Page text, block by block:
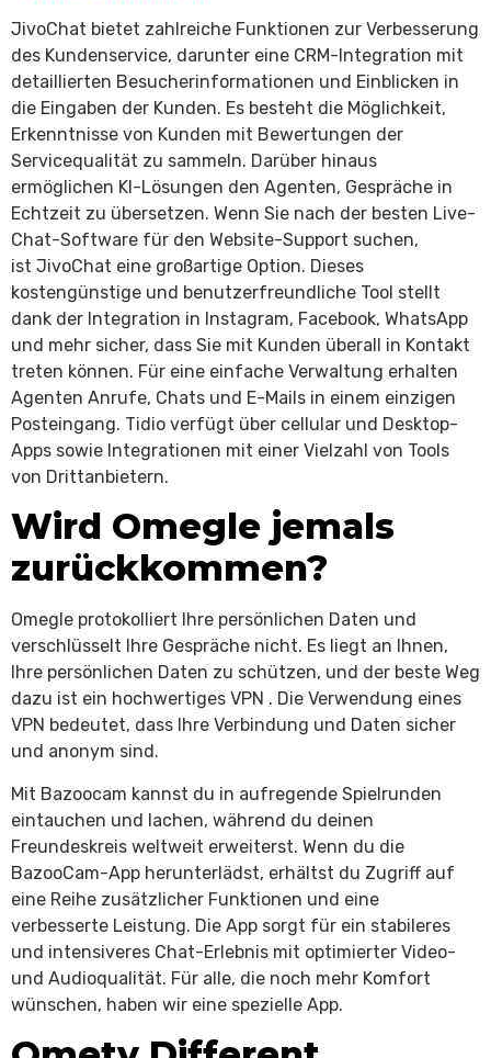
JivoChat bietet zahlreiche Funktionen zur Verbesserung
des Kundenservice, darunter eine CRM-Integration mit
detaillierten Besucherinformationen und Einblicken in
die Eingaben der Kunden. Es besteht die Möglichkeit,
Erkenntnisse von Kunden mit Bewertungen der
Servicequalität zu sammeln. Darüber hinaus
ermöglichen KI-Lösungen den Agenten, Gespräche in
Echtzeit zu übersetzen. Wenn Sie nach der besten Live-
Chat-Software für den Website-Support suchen,
ist JivoChat eine großartige Option. Dieses
kostengünstige und benutzerfreundliche Tool stellt
dank der Integration in Instagram, Facebook, WhatsApp
und mehr sicher, dass Sie mit Kunden überall in Kontakt
treten können. Für eine einfache Verwaltung erhalten
Agenten Anrufe, Chats und E-Mails in einem einzigen
Posteingang. Tidio verfügt über cellular und Desktop-
Apps sowie Integrationen mit einer Vielzahl von Tools
von Drittanbietern.
Wird Omegle jemals
zurückkommen?
Omegle protokolliert Ihre persönlichen Daten und
verschlüsselt Ihre Gespräche nicht. Es liegt an Ihnen,
Ihre persönlichen Daten zu schützen, und der beste Weg
dazu ist ein hochwertiges VPN . Die Verwendung eines
VPN bedeutet, dass Ihre Verbindung und Daten sicher
und anonym sind.
Mit Bazoocam kannst du in aufregende Spielrunden
eintauchen und lachen, während du deinen
Freundeskreis weltweit erweiterst. Wenn du die
BazooCam-App herunterlädst, erhältst du Zugriff auf
eine Reihe zusätzlicher Funktionen und eine
verbesserte Leistung. Die App sorgt für ein stabileres
und intensiveres Chat-Erlebnis mit optimierter Video-
und Audioqualität. Für alle, die noch mehr Komfort
wünschen, haben wir eine spezielle App.